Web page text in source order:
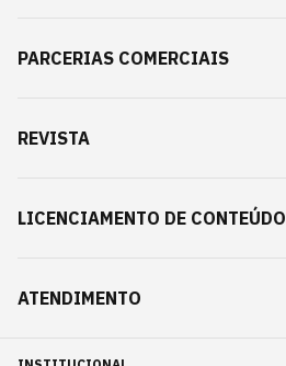
PARCERIAS COMERCIAIS
REVISTA
LICENCIAMENTO DE CONTEÚDO
ATENDIMENTO